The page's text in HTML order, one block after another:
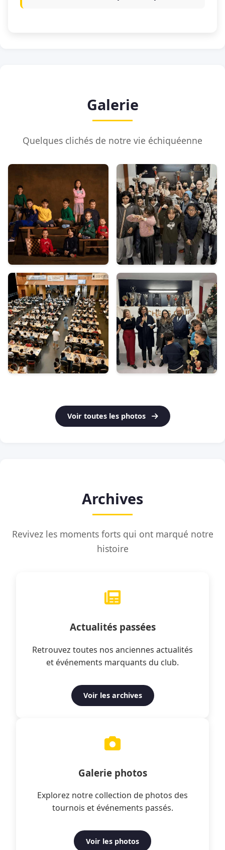
Galerie
Quelques clichés de notre vie échiquéenne
Voir toutes les photos
Archives
Revivez les moments forts qui ont marqué notre
histoire
Actualités passées
Retrouvez toutes nos anciennes actualités
et événements marquants du club.
Voir les archives
Galerie photos
Explorez notre collection de photos des
tournois et événements passés.
Voir les photos